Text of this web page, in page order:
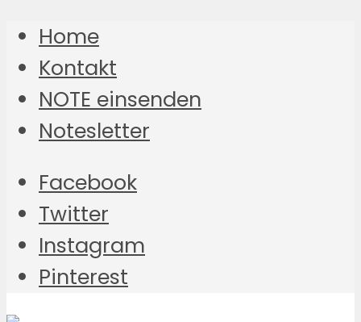
Home
Kontakt
NOTE einsenden
Notesletter
Facebook
Twitter
Instagram
Pinterest